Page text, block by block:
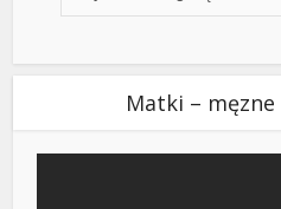
Matki – męzne